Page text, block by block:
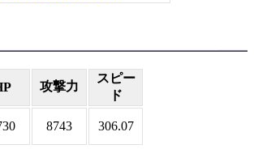
攻撃力
スピー
ド
8743 306.07